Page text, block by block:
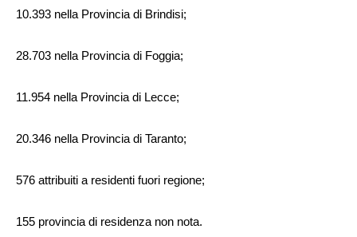
10.393 nella Provincia di Brindisi;
28.703 nella Provincia di Foggia;
11.954 nella Provincia di Lecce;
20.346 nella Provincia di Taranto;
576 attribuiti a residenti fuori regione;
155 provincia di residenza non nota.